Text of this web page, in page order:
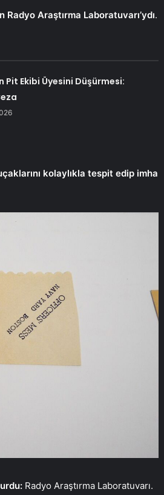
Radyo Araştırma Laboratuvarı’ydı.
Pit Ekibi Üyesini Düşürmesi:
kolaylıkla tespit edip imha
Radyo Araştırma Laboratuvarı.